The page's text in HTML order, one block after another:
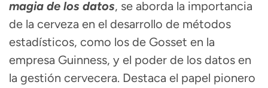
magia de los datos, se aborda la importancia
de la cerveza en el desarrollo de métodos
estadísticos, como los de Gosset en la
empresa Guinness, y el poder de los datos en
la gestión cervecera. Destaca el papel pionero